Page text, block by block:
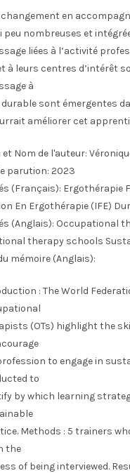
en
peu nombreuses et
liées à l’activité
à leurs centres d’intérêt
à
sont émergentes
améliorer cet
Nom de l'auteur:
parution: 2023
(Français): Ergothérapie
En Ergothérapie (IFE)
(Anglais): Occupational
therapy schools
mémoire (Anglais):
: The World
(OTs) highlight the
to engage in
to
by which learning
Methods : 5 trainers
the
of being interviewed.